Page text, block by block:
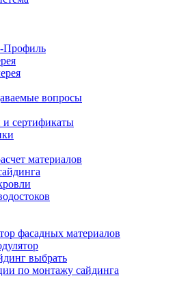
Профиль
вопросы
и сертификаты
материалов
фасадных материалов
выбрать
по монтажу сайдинга